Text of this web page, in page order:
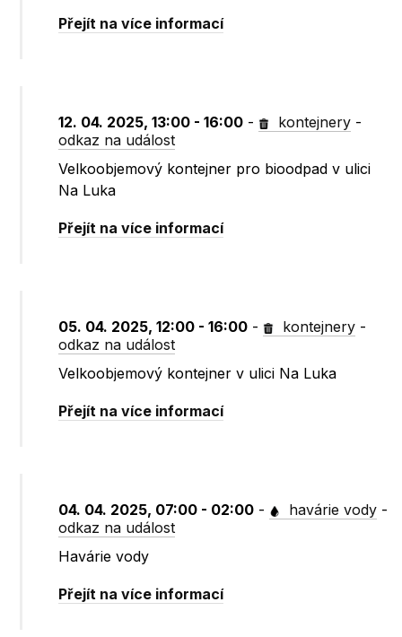
Přejít na více informací
12. 04. 2025, 13:00 - 16:00 - kontejnery -
odkaz na událost
Velkoobjemový kontejner pro bioodpad v ulici
Na Luka
Přejít na více informací
05. 04. 2025, 12:00 - 16:00 - kontejnery -
odkaz na událost
Velkoobjemový kontejner v ulici Na Luka
Přejít na více informací
04. 04. 2025, 07:00 - 02:00 - havárie vody -
odkaz na událost
Havárie vody
Přejít na více informací